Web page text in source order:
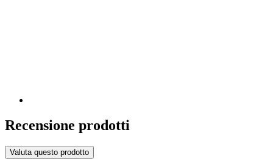
Recensione prodotti
Valuta questo prodotto